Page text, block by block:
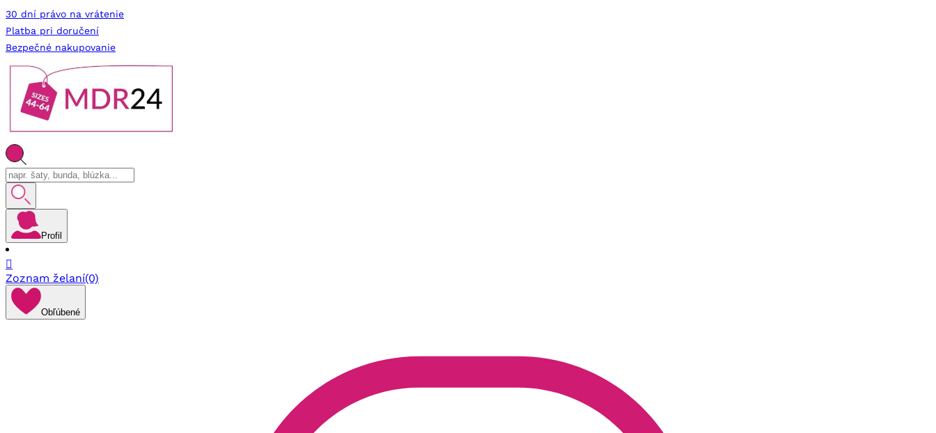
30 dní právo na vrátenie
Platba pri doručení
Bezpečné nakupovanie
Profil

Zoznam želaní(0)
Obľúbené